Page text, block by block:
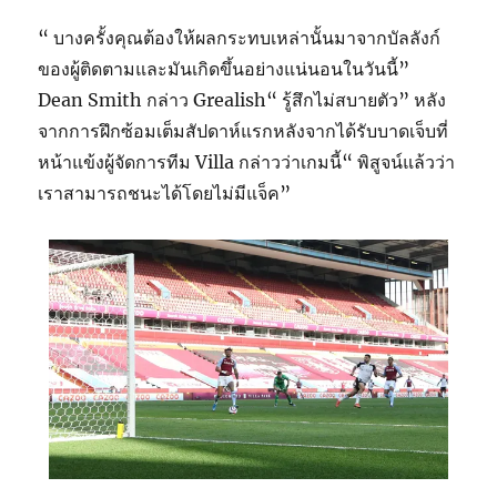
“ บางครั้งคุณต้องให้ผลกระทบเหล่านั้นมาจากบัลลังก์
ของผู้ติดตามและมันเกิดขึ้นอย่างแน่นอนในวันนี้”
Dean Smith กล่าว Grealish“ รู้สึกไม่สบายตัว” หลัง
จากการฝึกซ้อมเต็มสัปดาห์แรกหลังจากได้รับบาดเจ็บที่
หน้าแข้งผู้จัดการทีม Villa กล่าวว่าเกมนี้“ พิสูจน์แล้วว่า
เราสามารถชนะได้โดยไม่มีแจ็ค”